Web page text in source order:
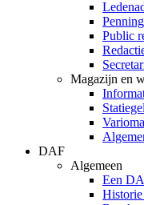
Public
Magazijn en
DAF
Algemeen
Een